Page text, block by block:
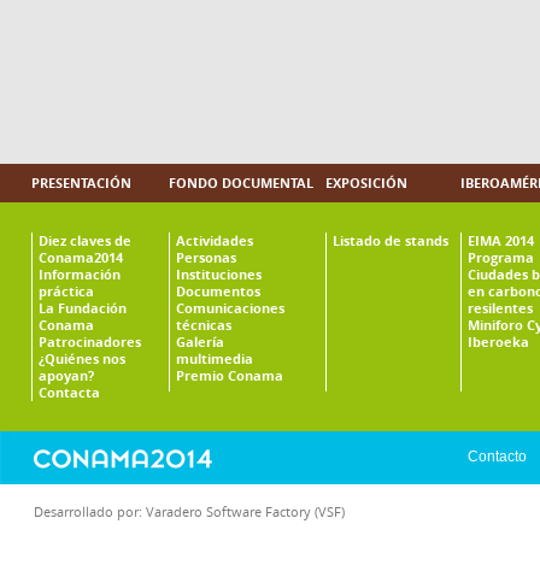
PRESENTACIÓN
Diez claves de
Conama2014
Información
práctica
La Fundación
Conama
Patrocinadores
¿Quiénes nos
apoyan?
Contacta
FONDO DOCUMENTAL
Actividades
Personas
Instituciones
Documentos
Comunicaciones
técnicas
Galería
multimedia
Premio Conama
EXPOSICIÓN
Listado de stands
EIMA 2014
Programa
Ciudades
en
resilentes
Miniforo
Iberoeka
Contacto
Desarrollado por: Varadero Software Factory (VSF)